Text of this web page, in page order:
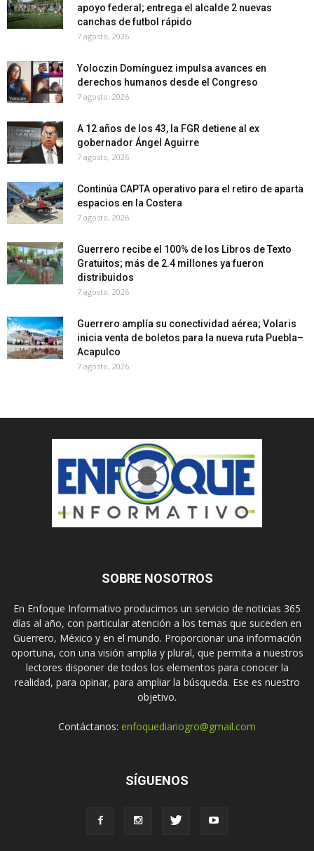
apoyo federal; entrega el alcalde 2 nuevas
canchas de futbol rápido
7 agosto, 2026
Yoloczin Domínguez impulsa avances en
derechos humanos desde el Congreso
7 agosto, 2026
A 12 años de los 43, la FGR detiene al ex
gobernador Ángel Aguirre
7 agosto, 2026
Continúa CAPTA operativo para el retiro de aparta
espacios en la Costera
7 agosto, 2026
Guerrero recibe el 100% de los Libros de Texto
Gratuitos; más de 2.4 millones ya fueron
distribuidos
7 agosto, 2026
Guerrero amplía su conectividad aérea; Volaris
inicia venta de boletos para la nueva ruta Puebla–
Acapulco
7 agosto, 2026
SOBRE NOSOTROS
En Enfoque Informativo producimos un servicio de noticias 365
días al año, con particular atención a los temas que suceden en
Guerrero, México y en el mundo. Proporcionar una información
oportuna, con una visión amplia y plural, que permita a nuestros
lectores disponer de todos los elementos para conocer la
realidad, para opinar, para ampliar la búsqueda. Ese es nuestro
objetivo.
Contáctanos: enfoquediariogro@gmail.com
SÍGUENOS